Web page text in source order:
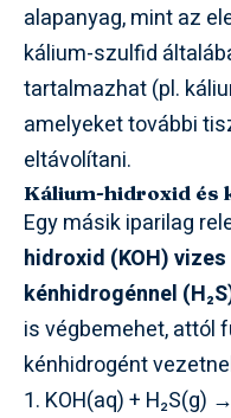
alapanyag, mint az
kálium-szulfid
tartalmazhat (pl.
amelyeket további
eltávolítani.
Kálium-hidroxid és
Egy másik iparilag
hidroxid (KOH)
kénhidrogénnel
is végbemehet, attól
kénhidrogént
KOH(aq) + H₂S(g)